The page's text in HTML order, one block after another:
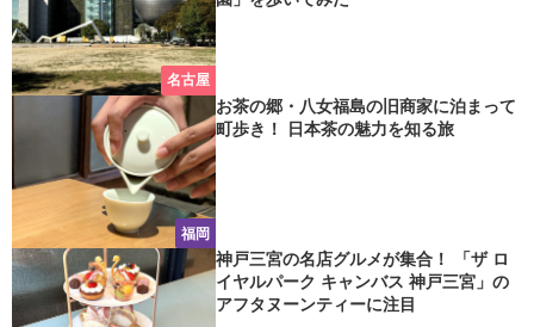
名古屋
福岡
お茶の郷・八女福島の旧商家に泊まって
町歩き！ 日本茶の魅力を知る旅
神戸三宮の名店グルメが集合！ 「ザ ロ
イヤルパーク キャンバス 神戸三宮」の
アフタヌーンティーに注目